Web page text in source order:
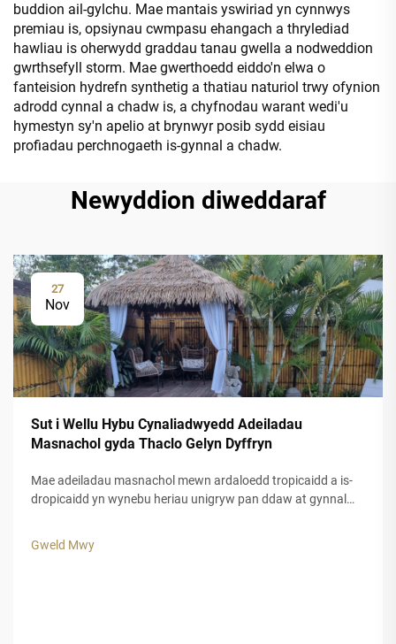
buddion ail-gylchu. Mae mantais yswiriad yn cynnwys
premiau is, opsiynau cwmpasu ehangach a thrylediad
hawliau is oherwydd graddau tanau gwella a nodweddion
gwrthsefyll storm. Mae gwerthoedd eiddo'n elwa o
fanteision hydrefn synthetig a thatiau naturiol trwy ofynion
adrodd cynnal a chadw is, a chyfnodau warant wedi'u
hymestyn sy'n apelio at brynwyr posib sydd eisiau
profiadau perchnogaeth is-gynnal a chadw.
Newyddion diweddaraf
27
Nov
Sut i Wellu Hybu Cynaliadwyedd Adeiladau
Masnachol gyda Thaclo Gelyn Dyffryn
Mae adeiladau masnachol mewn ardaloedd tropicaidd a is-
dropicaidd yn wynebu heriau unigryw pan ddaw at gynnal
yn methu pan gaiff eu rhoi i agored i'w gofodolaeth gryf.
Gweld Mwy